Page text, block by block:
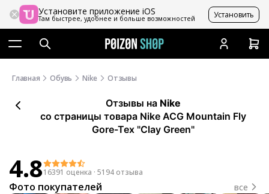
Установите приложение iOS
Там быстрее, удобнее и больше возможностей Установить
Главная Обувь Nike Отзывы
Отзывы на Nike
со страницы товара Nike ACG Mountain Fly
Gore-Tex "Clay Green"
4.816391 оценка · 5194 отзыва
Фото покупателей все